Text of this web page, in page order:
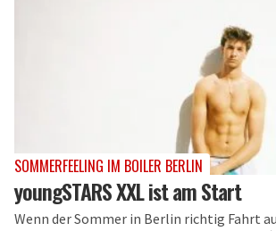
SOMMERFEELING IM BOILER BERLIN
youngSTARS XXL ist am Start
Wenn der Sommer in Berlin richtig Fahrt